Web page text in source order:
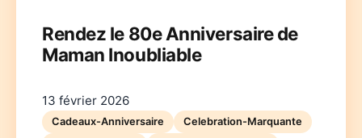
NederlandsPolskiPortuguês
Rendez le 80e Anniversaire de
Maman Inoubliable
13 février 2026
Cadeaux-Anniversaire
Celebration-Marquante